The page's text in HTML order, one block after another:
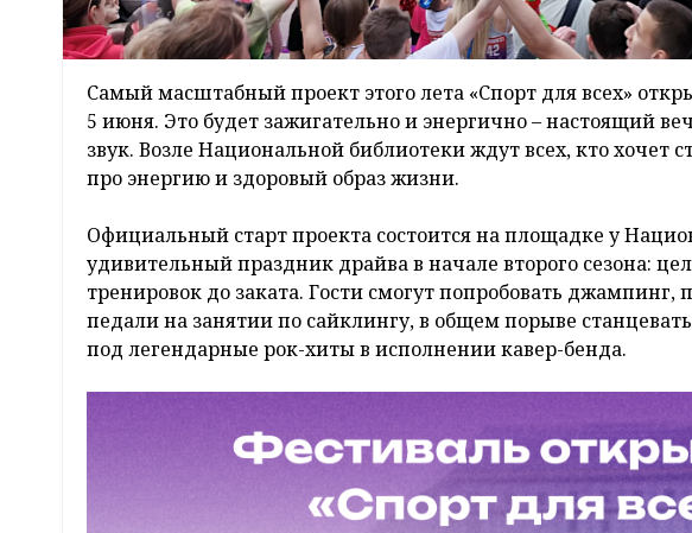
Самый масштабный проект этого лета «Спорт для всех»
5 июня. Это будет зажигательно и энергично – настоящий
звук. Возле Национальной библиотеки ждут всех, кто хочет
про энергию и здоровый образ жизни.
Официальный старт проекта состоится на площадке у
удивительный праздник драйва в начале второго сезона:
тренировок до заката. Гости смогут попробовать джампинг,
педали на занятии по сайклингу, в общем порыве
под легендарные рок-хиты в исполнении кавер-бенда.